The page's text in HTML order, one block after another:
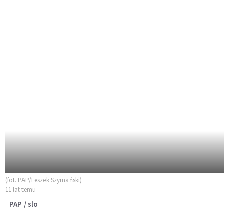
(fot. PAP/Leszek Szymański)
11 lat temu
PAP / slo